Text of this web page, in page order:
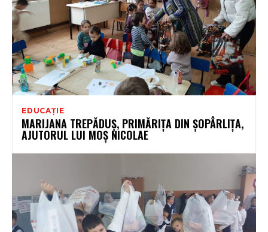
EDUCAȚIE
MARIJANA TREPĂDUȘ, PRIMĂRIȚA DIN ȘOPÂRLIȚA,
AJUTORUL LUI MOȘ NICOLAE